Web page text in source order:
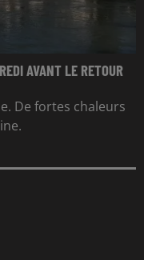
AVANT LE RETOUR
De fortes chaleurs